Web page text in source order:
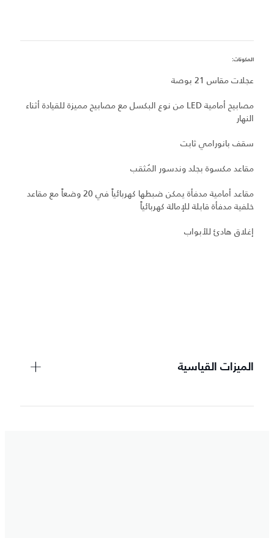
المكونات:
عجلات مقاس 21 بوصة
مصابيح أمامية LED من نوع البكسل مع مصابيح مميزة للقيادة أثناء
النهار
سقف بانورامي ثابت
مقاعد مكسوة بجلد وندسور المُثقب
مقاعد أمامية مدفأة يمكن ضبطها كهربائياً في 20 وضعاً مع مقاعد
خلفية مدفأة قابلة للإمالة كهربائياً
إغلاق هادئ للأبواب
الميزات القياسية